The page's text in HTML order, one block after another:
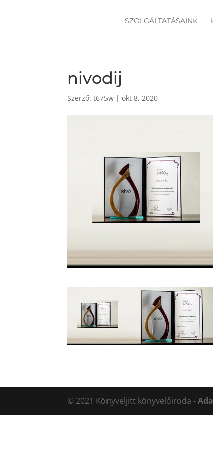
SZOLGÁLTATÁSAINK
nivodij
Szerző:t675w |okt 8, 2020
© 2021 Könyveljitt könyvelőiroda -